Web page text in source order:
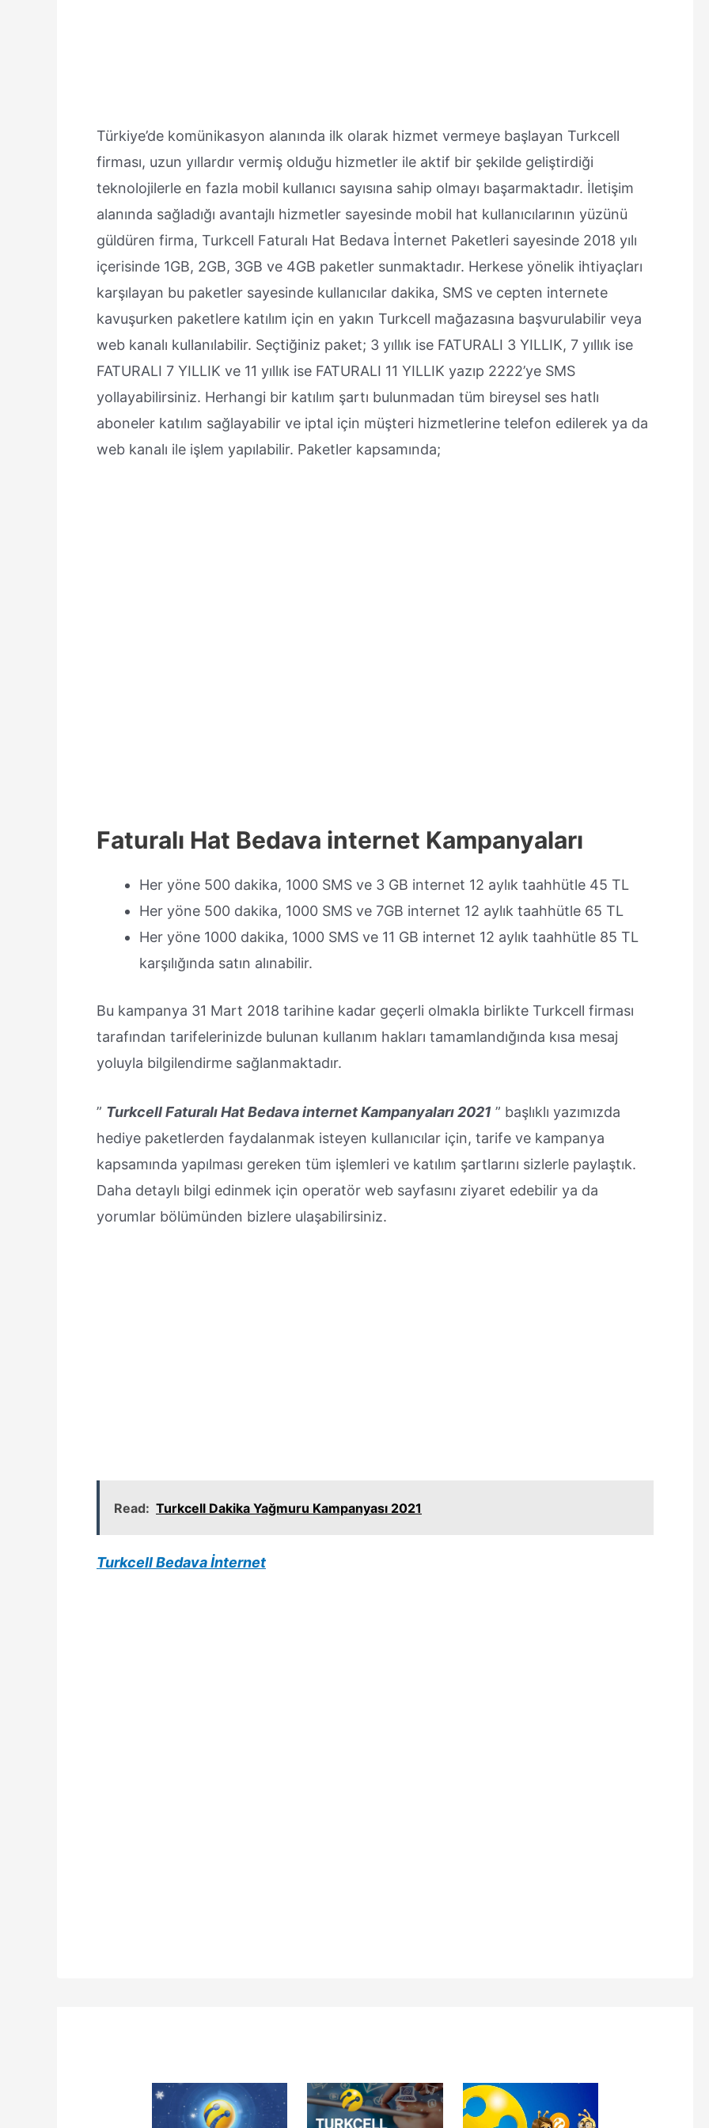
Türkiye’de komünikasyon alanında ilk olarak hizmet vermeye başlayan Turkcell
firması, uzun yıllardır vermiş olduğu hizmetler ile aktif bir şekilde geliştirdiği
teknolojilerle en fazla mobil kullanıcı sayısına sahip olmayı başarmaktadır. İletişim
alanında sağladığı avantajlı hizmetler sayesinde mobil hat kullanıcılarının yüzünü
güldüren firma, Turkcell Faturalı Hat Bedava İnternet Paketleri sayesinde 2018 yılı
içerisinde 1GB, 2GB, 3GB ve 4GB paketler sunmaktadır. Herkese yönelik ihtiyaçları
karşılayan bu paketler sayesinde kullanıcılar dakika, SMS ve cepten internete
kavuşurken paketlere katılım için en yakın Turkcell mağazasına başvurulabilir veya
web kanalı kullanılabilir. Seçtiğiniz paket; 3 yıllık ise FATURALI 3 YILLIK, 7 yıllık ise
FATURALI 7 YILLIK ve 11 yıllık ise FATURALI 11 YILLIK yazıp 2222’ye SMS
yollayabilirsiniz. Herhangi bir katılım şartı bulunmadan tüm bireysel ses hatlı
aboneler katılım sağlayabilir ve iptal için müşteri hizmetlerine telefon edilerek ya da
web kanalı ile işlem yapılabilir. Paketler kapsamında;
Faturalı Hat Bedava internet Kampanyaları
Her yöne 500 dakika, 1000 SMS ve 3 GB internet 12 aylık taahhütle 45 TL
Her yöne 500 dakika, 1000 SMS ve 7GB internet 12 aylık taahhütle 65 TL
Her yöne 1000 dakika, 1000 SMS ve 11 GB internet 12 aylık taahhütle 85 TL
karşılığında satın alınabilir.
Bu kampanya 31 Mart 2018 tarihine kadar geçerli olmakla birlikte Turkcell firması
tarafından tarifelerinizde bulunan kullanım hakları tamamlandığında kısa mesaj
yoluyla bilgilendirme sağlanmaktadır.
” Turkcell Faturalı Hat Bedava internet Kampanyaları 2021 ” başlıklı yazımızda
hediye paketlerden faydalanmak isteyen kullanıcılar için, tarife ve kampanya
kapsamında yapılması gereken tüm işlemleri ve katılım şartlarını sizlerle paylaştık.
Daha detaylı bilgi edinmek için operatör web sayfasını ziyaret edebilir ya da
yorumlar bölümünden bizlere ulaşabilirsiniz.
Read: Turkcell Dakika Yağmuru Kampanyası 2021
Turkcell Bedava İnternet